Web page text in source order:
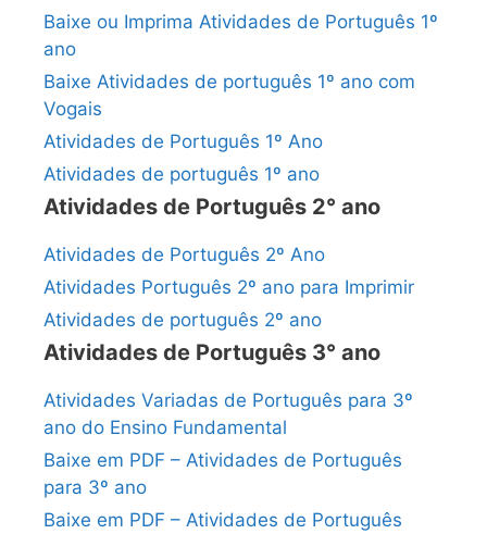
Baixe ou Imprima Atividades de Português 1º
ano
Baixe Atividades de português 1º ano com
Vogais
Atividades de Português 1º Ano
Atividades de português 1º ano
Atividades de Português 2° ano
Atividades de Português 2º Ano
Atividades Português 2º ano para Imprimir
Atividades de português 2º ano
Atividades de Português 3° ano
Atividades Variadas de Português para 3º
ano do Ensino Fundamental
Baixe em PDF – Atividades de Português
para 3º ano
Baixe em PDF – Atividades de Português